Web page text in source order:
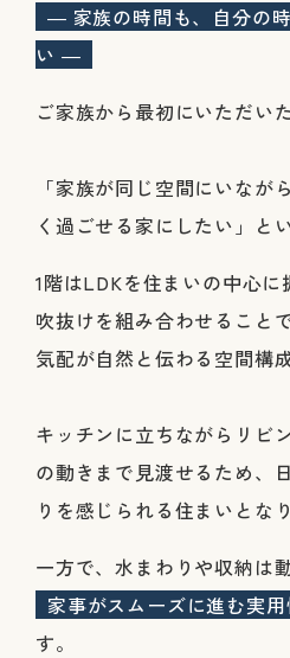
― 家族の時間も、自分の
い ―
ご家族から最初にいただい
「家族が同じ空間にいなが
く過ごせる家にしたい」と
1階はLDKを住まいの中心に
吹抜けを組み合わせること
気配が自然と伝わる空間構
キッチンに立ちながらリビ
の動きまで見渡せるため、
りを感じられる住まいとな
一方で、水まわりや収納は
家事がスムーズに進む実用
す。